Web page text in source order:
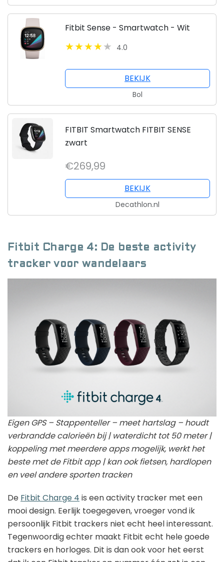
Fitbit Sense - Smartwatch - Wit
4.0
BEKIJK
Bol
FITBIT Smartwatch FITBIT SENSE
zwart
€269,99
BEKIJK
Decathlon.nl
Fitbit Charge 4: De beste activity
tracker voor wandelaars
Eigen GPS – Stappenteller – meet hartslag – houdt
verbrandde calorieën bij | waterdicht tot 50 meter |
koppeling met meerdere apps mogelijk, werkt het
beste met de Fitbit app | kan ook fietsen, hardlopen
en veel andere sporten tracken
De Fitbit Charge 4 is een activity tracker met een
mooi design. Eerlijk toegegeven, vroeger vond ik
persoonlijk Fitbit trackers niet echt heel interessant.
Tegenwoordig echter maakt Fitbit echt hele goede
trackers en horloges. Dit is dan ook voor het eerst